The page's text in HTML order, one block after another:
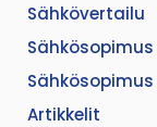
Sähkövertailu
Artikkelit